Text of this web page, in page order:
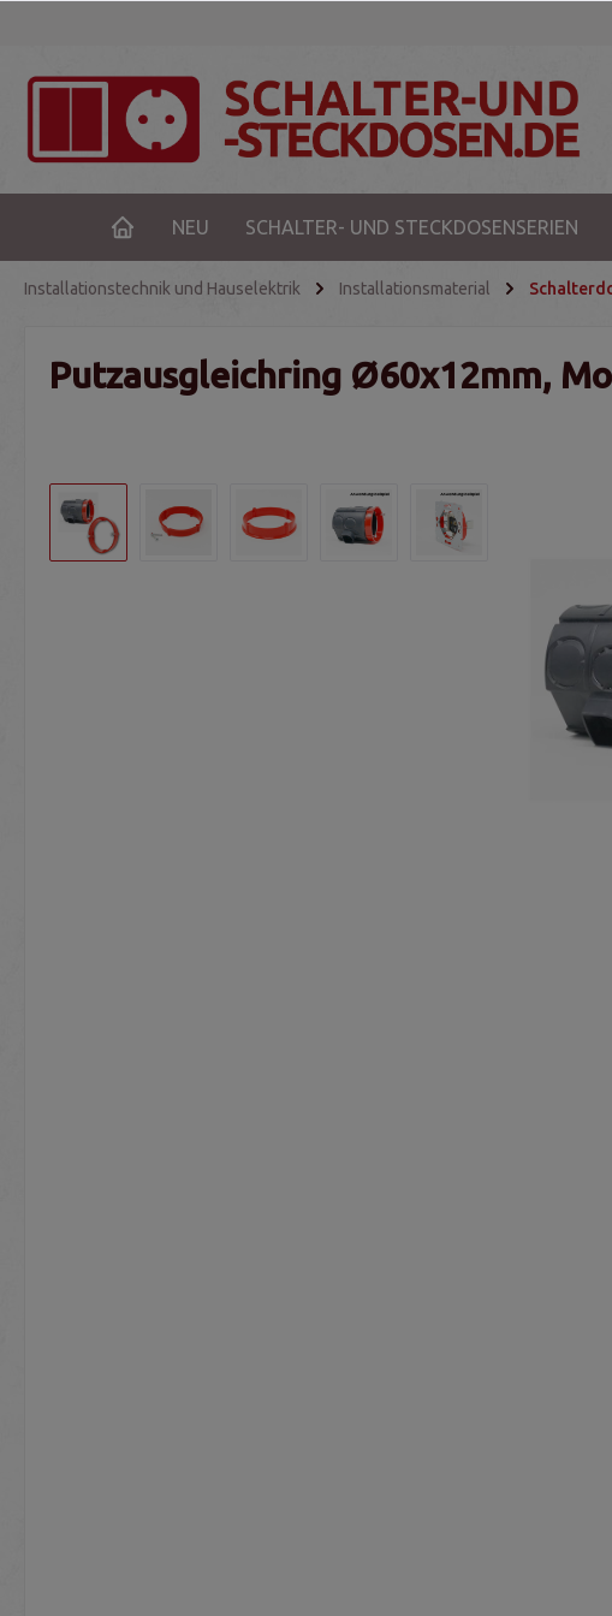
NEU SCHALTER- UND STECKDOSENSERIEN
Installationstechnik und Hauselektrik Installationsmaterial
Putzausgleichring Ø60x12mm,